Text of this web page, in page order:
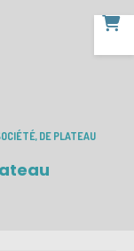
DE PLATEAU